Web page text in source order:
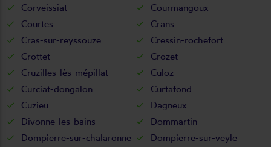
Corveissiat
Courmangoux
Courtes
Crans
Cras-sur-reyssouze
Cressin-rochefort
Crottet
Crozet
Cruzilles-lès-mépillat
Culoz
Curciat-dongalon
Curtafond
Cuzieu
Dagneux
Divonne-les-bains
Dommartin
Dompierre-sur-chalaronne
Dompierre-sur-veyle